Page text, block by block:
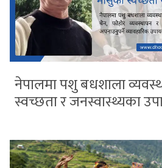
नेपालमा पशु बधशाला
स्वच्छता र जनस्वास्थ्यका